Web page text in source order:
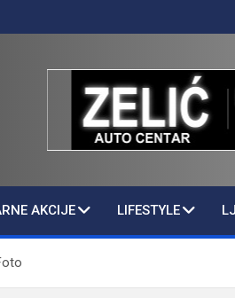
AKCIJE LIFESTYLE